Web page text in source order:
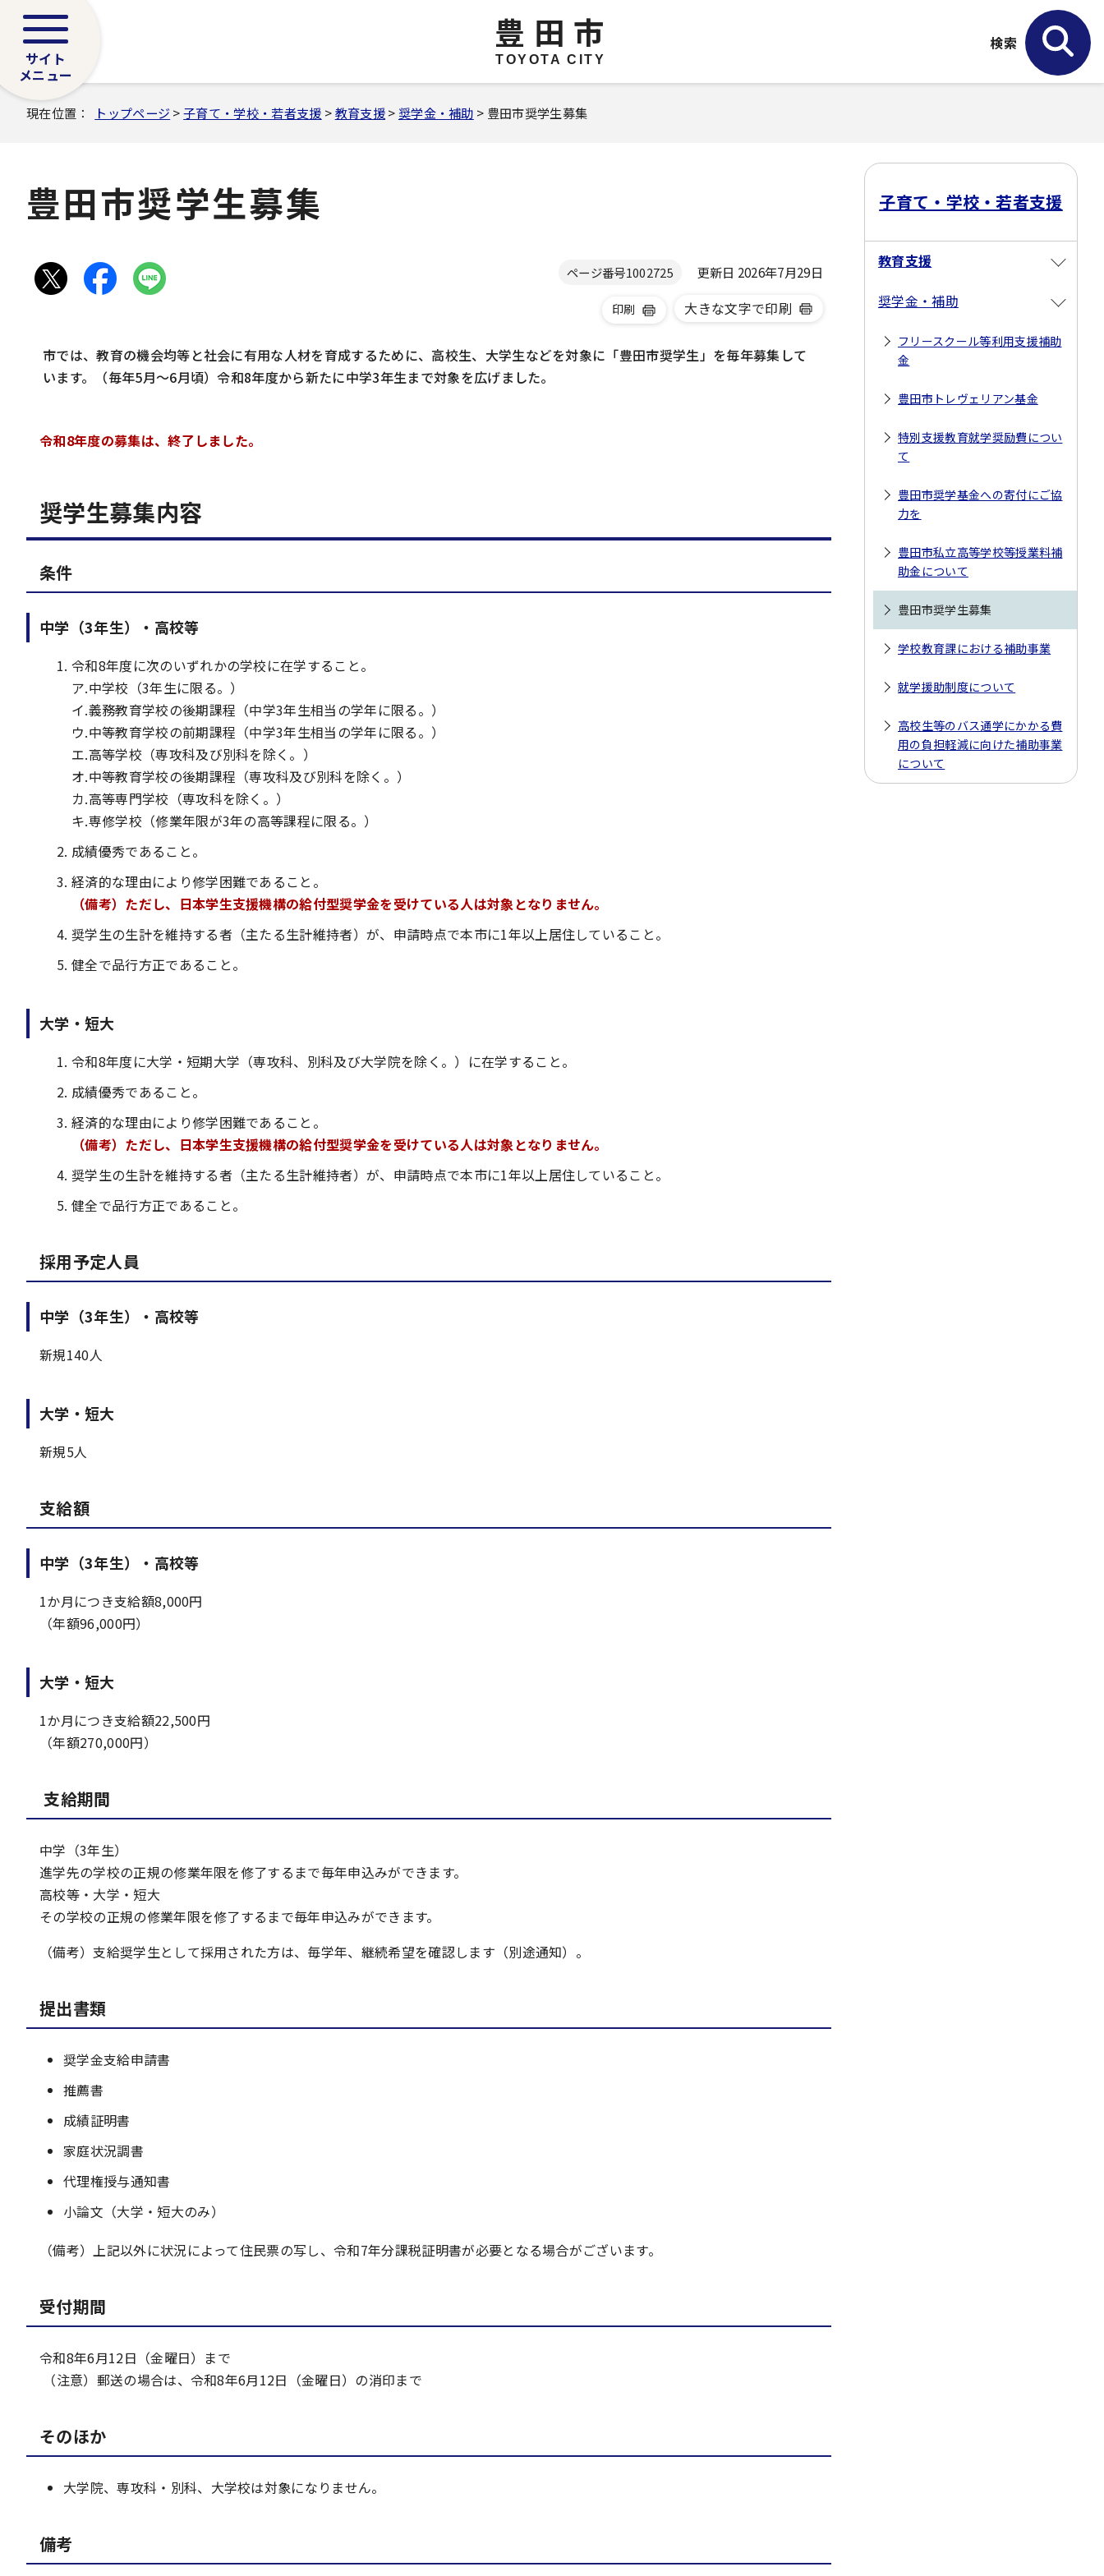
豊田市
TOYOTA CITY
サイト
メニュー
検索
現在位置： トップページ >子育て・学校・若者支援 >教育支援> 奨学金・補助 > 豊田市奨学生募集
豊田市奨学生募集
ページ番号1002725 更新日 2026年7月29日
印刷 大きな文字で印刷
市では、教育の機会均等と社会に有用な人材を育成するために、高校生、大学生などを対象に「豊田市奨学生」を毎年募集して
います。（毎年5月～6月頃）令和8年度から新たに中学3年生まで対象を広げました。
令和8年度の募集は、終了しました。
奨学生募集内容
条件
中学（3年生）・高校等
令和8年度に次のいずれかの学校に在学すること。
ア.中学校（3年生に限る。）
イ.義務教育学校の後期課程（中学3年生相当の学年に限る。）
ウ.中等教育学校の前期課程（中学3年生相当の学年に限る。）
エ.高等学校（専攻科及び別科を除く。）
オ.中等教育学校の後期課程（専攻科及び別科を除く。）
カ.高等専門学校（専攻科を除く。）
キ.専修学校（修業年限が3年の高等課程に限る。）
成績優秀であること。
経済的な理由により修学困難であること。
（備考）ただし、日本学生支援機構の給付型奨学金を受けている人は対象となりません。
奨学生の生計を維持する者（主たる生計維持者）が、申請時点で本市に1年以上居住していること。
健全で品行方正であること。
大学・短大
令和8年度に大学・短期大学（専攻科、別科及び大学院を除く。）に在学すること。
成績優秀であること。
経済的な理由により修学困難であること。
（備考）ただし、日本学生支援機構の給付型奨学金を受けている人は対象となりません。
奨学生の生計を維持する者（主たる生計維持者）が、申請時点で本市に1年以上居住していること。
健全で品行方正であること。
採用予定人員
中学（3年生）・高校等
新規140人
大学・短大
新規5人
支給額
中学（3年生）・高校等
1か月につき支給額8,000円
（年額96,000円）
大学・短大
1か月につき支給額22,500円
（年額270,000円）
支給期間
中学（3年生）
進学先の学校の正規の修業年限を修了するまで毎年申込みができます。
高校等・大学・短大
その学校の正規の修業年限を修了するまで毎年申込みができます。
（備考）支給奨学生として採用された方は、毎学年、継続希望を確認します（別途通知）。
提出書類
奨学金支給申請書
推薦書
成績証明書
家庭状況調書
代理権授与通知書
小論文（大学・短大のみ）
（備考）上記以外に状況によって住民票の写し、令和7年分課税証明書が必要となる場合がございます。
受付期間
令和8年6月12日（金曜日）まで
（注意）郵送の場合は、令和8年6月12日（金曜日）の消印まで
そのほか
大学院、専攻科・別科、大学校は対象になりません。
備考
子育て・学校・若者支援
教育支援
奨学金・補助
フリースクール等利用支援補助
金
豊田市トレヴェリアン基金
特別支援教育就学奨励費につい
て
豊田市奨学基金への寄付にご協
力を
豊田市私立高等学校等授業料補
助金について
豊田市奨学生募集
学校教育課における補助事業
就学援助制度について
高校生等のバス通学にかかる費
用の負担軽減に向けた補助事業
について